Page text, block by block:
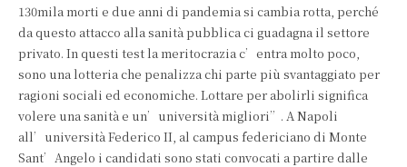
130mila morti e due anni di pandemia si cambia rotta, perché
da questo attacco alla sanità pubblica ci guadagna il settore
privato. In questi test la meritocrazia c’entra molto poco,
sono una lotteria che penalizza chi parte più svantaggiato per
ragioni sociali ed economiche. Lottare per abolirli significa
volere una sanità e un’università migliori”. A Napoli
all’università Federico II, al campus federiciano di Monte
Sant’Angelo i candidati sono stati convocati a partire dalle